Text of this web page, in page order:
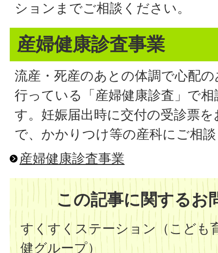
ションまでご相談ください。
産婦健康診査事業
流産・死産のあとの体調で心配
行っている「産婦健康診査」で
す。妊娠届出時に交付の受診票
で、かかりつけ等の産科にご相
産婦健康診査事業
この記事に関するお
すくすくステーション（こども
健グループ）